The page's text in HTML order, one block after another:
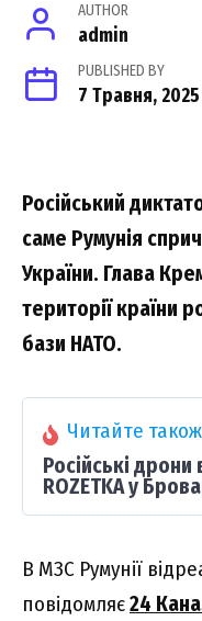
AUTHOR
admin
PUBLISHED BY
7 Травня, 2025
Російський
саме Румунія
України. Глава
території країни
бази НАТО.
Читайте
Російські
ROZETKA у
В МЗС Румунії
повідомляє24